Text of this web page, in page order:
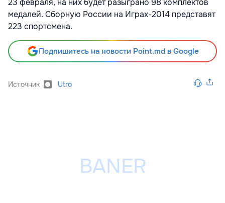
23 февраля, на них будет разыграно 98 комплектов
медалей. Сборную России на Играх-2014 представят
223 спортсмена.
Подпишитесь на новости Point.md в Google
Источник Utro